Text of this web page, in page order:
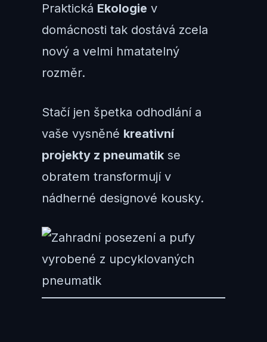
Praktická Ekologie v
domácnosti tak dostává zcela
nový a velmi hmatatelný
rozměr.
Stačí jen špetka odhodlání a
vaše vysněné kreativní
projekty z pneumatik se
obratem transformují v
nádherné designové kousky.